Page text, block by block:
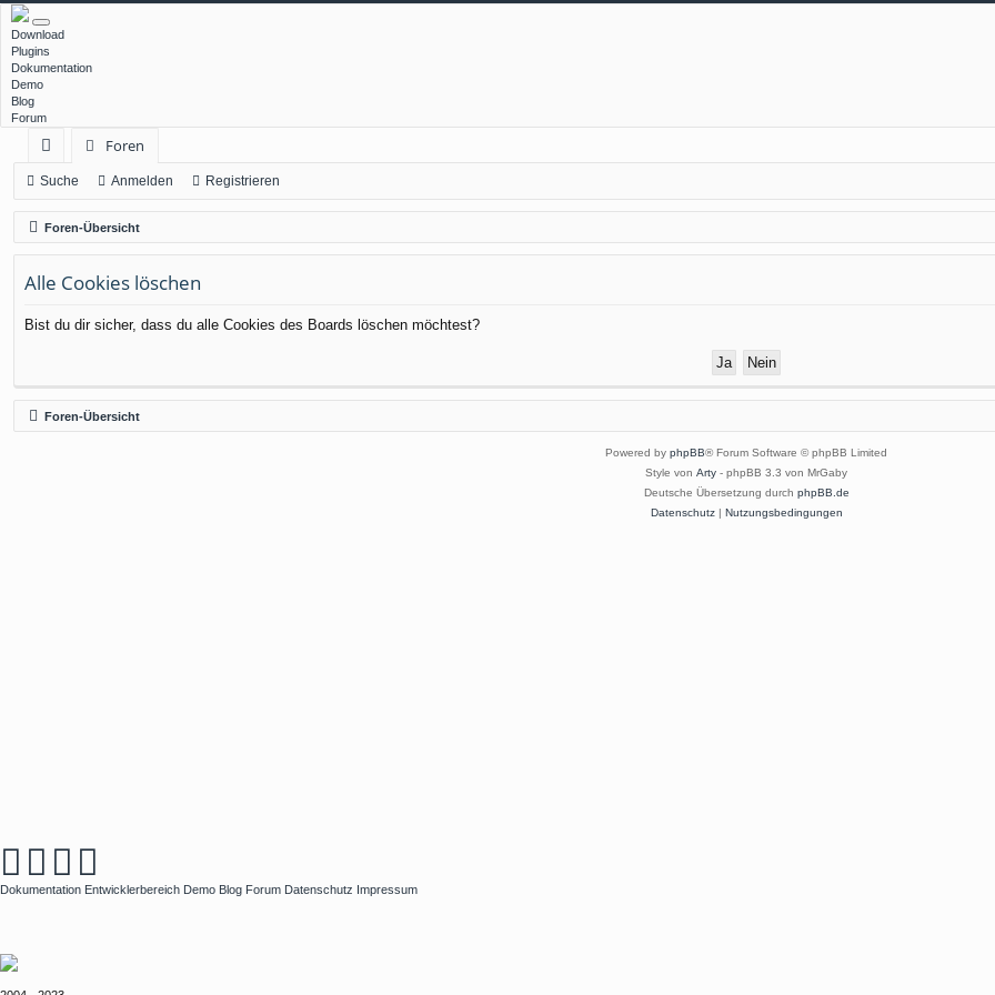
Download
Plugins
Dokumentation
Demo
Blog
Forum
ch
ne
llz
ug
rif
Foren
Suche Anmelden Registrieren
Foren-Übersicht
Alle Cookies löschen
Bist du dir sicher, dass du alle Cookies des Boards löschen möchtest?
Foren-Übersicht
Powered by phpBB® Forum Software © phpBB Limited
Style von Arty - phpBB 3.3 von MrGaby
Deutsche Übersetzung durch phpBB.de
Datenschutz| Nutzungsbedingungen
Dokumentation Entwicklerbereich Demo Blog Forum Datenschutz Impressum